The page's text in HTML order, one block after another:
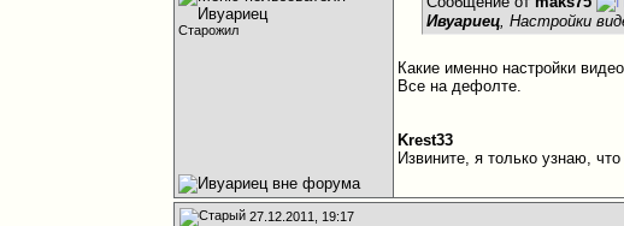
Старожил
Ивуариец, Настройки
Какие именно настройки
Все на дефолте.
Krest33
Извините, я только узнаю,
27.12.2011, 19:17